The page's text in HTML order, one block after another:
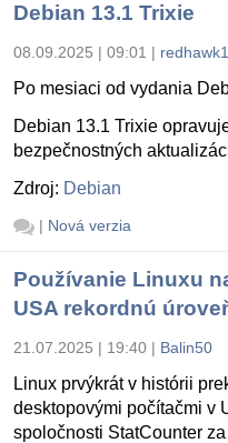
Debian 13.1 Trixie
08.09.2025 | 09:01 |
Po mesiaci od vydania
Debian 13.1 Trixie
bezpečnostných
Zdroj: Debian
| Nová verzia
Používanie Linuxu
USA rekordnú
21.07.2025 | 19:40 | Balin50
Linux prvýkrát v histórii
desktopovými počítačmi v
spoločnosti StatCounter